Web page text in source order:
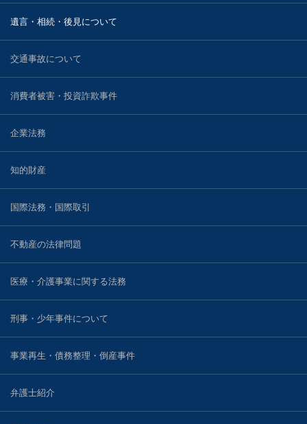
遺言・相続・後見について
交通事故について
消費者被害・投資詐欺事件
企業法務
知的財産
国際法務・国際取引
不動産の法律問題
医療・介護事業に関する法務
刑事・少年事件について
事業再生・債務整理・倒産事件
弁護士紹介
宮武 洋吉
持田 光則
戸田 智彦
ブログ
事務所案内